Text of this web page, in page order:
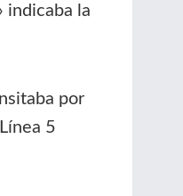
indicaba la
por
5